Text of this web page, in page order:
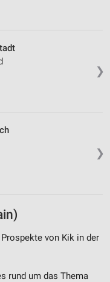
❯
❯
von Kik in der
rund um das Thema